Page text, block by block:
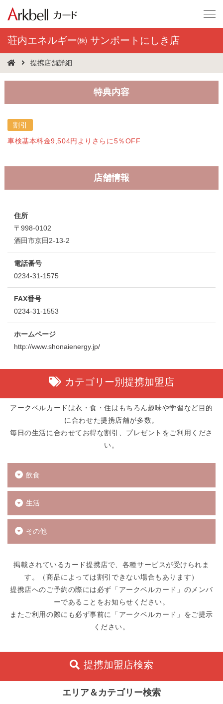
荘内エネルギー㈱ サンポートにしき店
提携店舗詳細
特典内容
割引
車検基本料金9,504円よりさらに5％OFF
店舗情報
住所
〒998-0102
酒田市京田2-13-2
電話番号
0234-31-1575
FAX番号
0234-31-1553
ホームページ
http://www.shonaienergy.jp/
カテゴリー別提携加盟店
アークベルカードは衣・食・住はもちろん趣味や学習など目的
に合わせた提携店舗が多数。
毎日の生活に合わせてお得な割引、プレゼントをご利用くださ
い。
飲食
生活
その他
掲載されているカード提携店で、各種サービスが受けられま
す。（商品によっては割引できない場合もあります）
提携店へのご予約の際には必ず「アークベルカード」のメンバ
ーであることをお知らせください。
またご利用の際にも必ず事前に「アークベルカード」をご提示
ください。
提携加盟店検索
エリア＆カテゴリー検索